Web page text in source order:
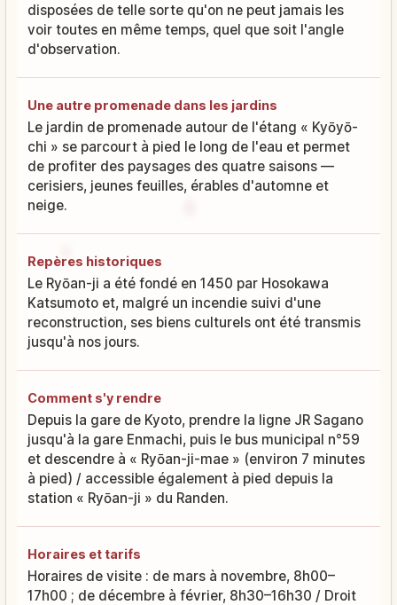
disposées de telle sorte qu'on ne peut jamais les
voir toutes en même temps, quel que soit l'angle
d'observation.
Une autre promenade dans les jardins
Le jardin de promenade autour de l'étang « Kyōyō-
chi » se parcourt à pied le long de l'eau et permet
de profiter des paysages des quatre saisons —
cerisiers, jeunes feuilles, érables d'automne et
neige.
Repères historiques
Le Ryōan-ji a été fondé en 1450 par Hosokawa
Katsumoto et, malgré un incendie suivi d'une
reconstruction, ses biens culturels ont été transmis
jusqu'à nos jours.
Comment s'y rendre
Depuis la gare de Kyoto, prendre la ligne JR Sagano
jusqu'à la gare Enmachi, puis le bus municipal n°59
et descendre à « Ryōan-ji-mae » (environ 7 minutes
à pied) / accessible également à pied depuis la
station « Ryōan-ji » du Randen.
Horaires et tarifs
Horaires de visite : de mars à novembre, 8h00–
17h00 ; de décembre à février, 8h30–16h30 / Droit